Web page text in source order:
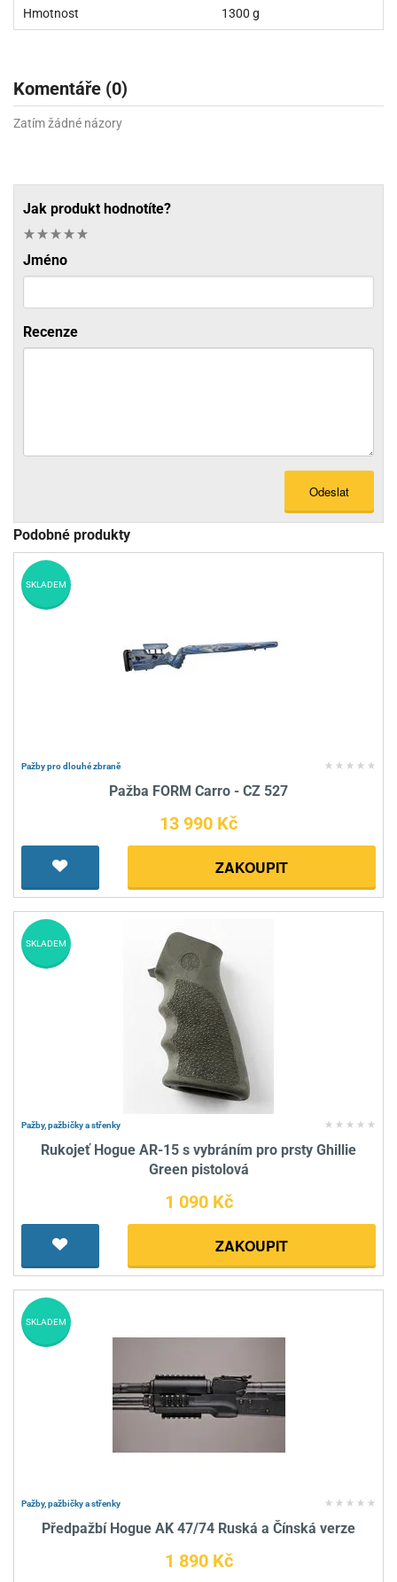
Hmotnost 1300 g
Komentáře (0)
Zatím žádné názory
Jak produkt hodnotíte?
Jméno
Recenze
Odeslat
Podobné produkty
Pažby pro dlouhé zbraně
Pažba FORM Carro - CZ 527
13 990 Kč
ZAKOUPIT
SKLADEM
Pažby, pažbičky a střenky
Rukojeť Hogue AR-15 s vybráním pro prsty Ghillie
Green pistolová
1 090 Kč
ZAKOUPIT
SKLADEM
Pažby, pažbičky a střenky
Předpažbí Hogue AK 47/74 Ruská a Čínská verze
1 890 Kč
SKLADEM